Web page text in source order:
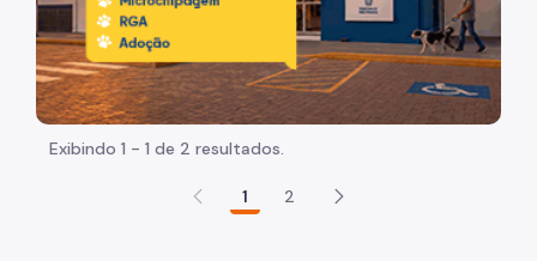
Protocolos Técnicos
Perícia Médica
Horário Especial
Procedimentos Para Pedidos de Licença Médica
Epidemiologia e Informação
Exibindo 1 - 1 de 2 resultados.
1 2